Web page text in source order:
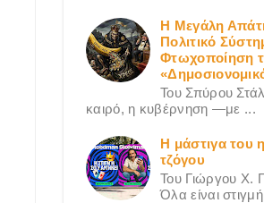
Η Μεγάλη
Πολιτικό
Φτωχοποίηση
Του Σπύρου
καιρό, η κυβέρνηση —με ...
Η μάστιγα του
τζόγου
Του Γιώργου X.
Όλα είναι